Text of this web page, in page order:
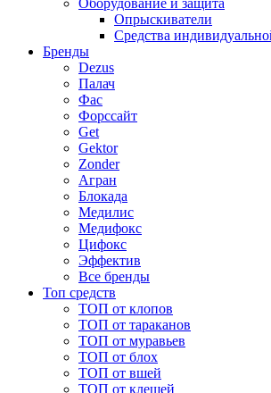
Оборудование и защита
Опрыскиватели
Средства
Бренды
Dezus
Палач
Фас
Форcсайт
Get
Gektor
Zonder
Агран
Блокада
Медилис
Медифокс
Цифокс
Эффектив
Все бренды
Топ средств
ТОП от клопов
ТОП от тараканов
ТОП от муравьев
ТОП от блох
ТОП от вшей
ТОП от клещей